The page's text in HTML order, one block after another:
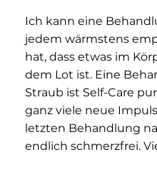
Ich kann eine
jedem wärmstens
hat, dass etwas im
dem Lot ist. Eine
Straub ist Self-Care
ganz viele neue
letzten Behandlung
endlich schmerzfrei.